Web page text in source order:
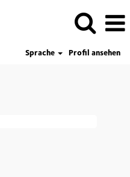
Sprache
Profil ansehen